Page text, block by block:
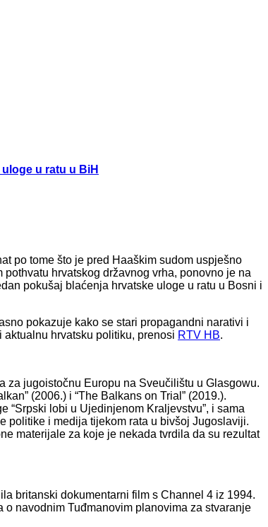
u ratu u BiH
po tome što je pred Haaškim sudom uspješno
hrvatskog državnog vrha, ponovno je na
pokušaj blaćenja hrvatske uloge u ratu u Bosni i
pokazuje kako se stari propagandni narativi i
hrvatsku politiku, prenosi RTV HB.
jugoistočnu Europu na Sveučilištu u Glasgowu.
(2006.) i “The Balkans on Trial” (2019.).
“Srpski lobi u Ujedinjenom Kraljevstvu”, i sama
politike i medija tijekom rata u bivšoj Jugoslaviji.
materijale za koje je nekada tvrdila da su rezultat
britanski dokumentarni film s Channel 4 iz 1994.
navodnim Tuđmanovim planovima za stvaranje